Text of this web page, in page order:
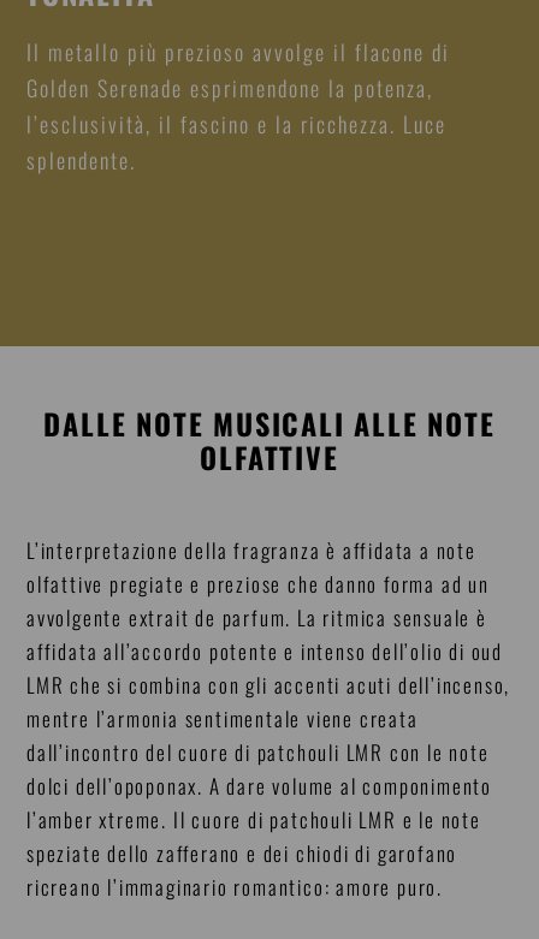
Il metallo più prezioso avvolge il flacone di
Golden Serenade esprimendone la potenza,
l’esclusività, il fascino e la ricchezza. Luce
splendente.
DALLE NOTE MUSICALI ALLE NOTE
OLFATTIVE
L’interpretazione della fragranza è affidata a note
olfattive pregiate e preziose che danno forma ad un
avvolgente extrait de parfum. La ritmica sensuale è
affidata all’accordo potente e intenso dell’olio di oud
LMR che si combina con gli accenti acuti dell’incenso,
mentre l’armonia sentimentale viene creata
dall’incontro del cuore di patchouli LMR con le note
dolci dell’opoponax. A dare volume al componimento
l’amber xtreme. Il cuore di patchouli LMR e le note
speziate dello zafferano e dei chiodi di garofano
ricreano l’immaginario romantico: amore puro.